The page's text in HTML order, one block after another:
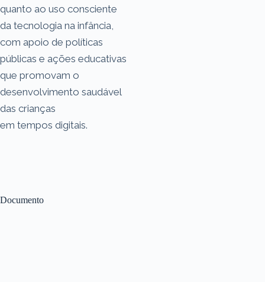
Documento
quanto ao uso consciente
da tecnologia na infância,
com apoio de políticas
públicas e ações educativas
que promovam o
desenvolvimento saudável
das crianças
em tempos digitais.